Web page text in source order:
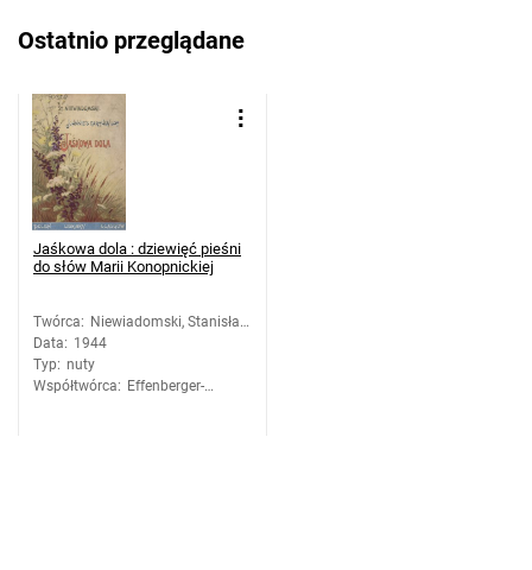
Ostatnio przeglądane
Jaśkowa dola : dziewięć pieśni
do słów Marii Konopnickiej
Twórca: Niewiadomski, Stanisław
(1857-1936)
Data: 1944
Typ: nuty
Współtwórca: Effenberger-